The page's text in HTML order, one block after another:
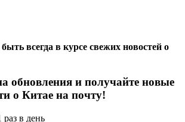
всегда в курсе свежих новостей о
обновления и получайте новые
о Китае на почту!
в день